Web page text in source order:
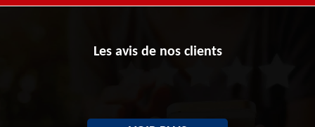
Les avis de nos clients